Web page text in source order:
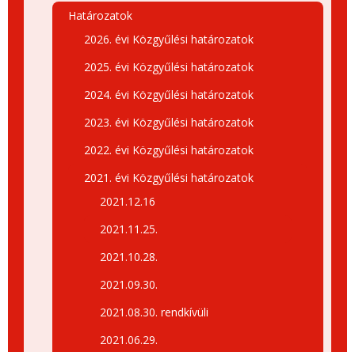
Határozatok
2026. évi Közgyűlési határozatok
2025. évi Közgyűlési határozatok
2024. évi Közgyűlési határozatok
2023. évi Közgyűlési határozatok
2022. évi Közgyűlési határozatok
2021. évi Közgyűlési határozatok
2021.12.16
2021.11.25.
2021.10.28.
2021.09.30.
2021.08.30. rendkívüli
2021.06.29.